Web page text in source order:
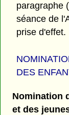
paragraphe
séance de
prise d'effet.
DES
Nomination
et des